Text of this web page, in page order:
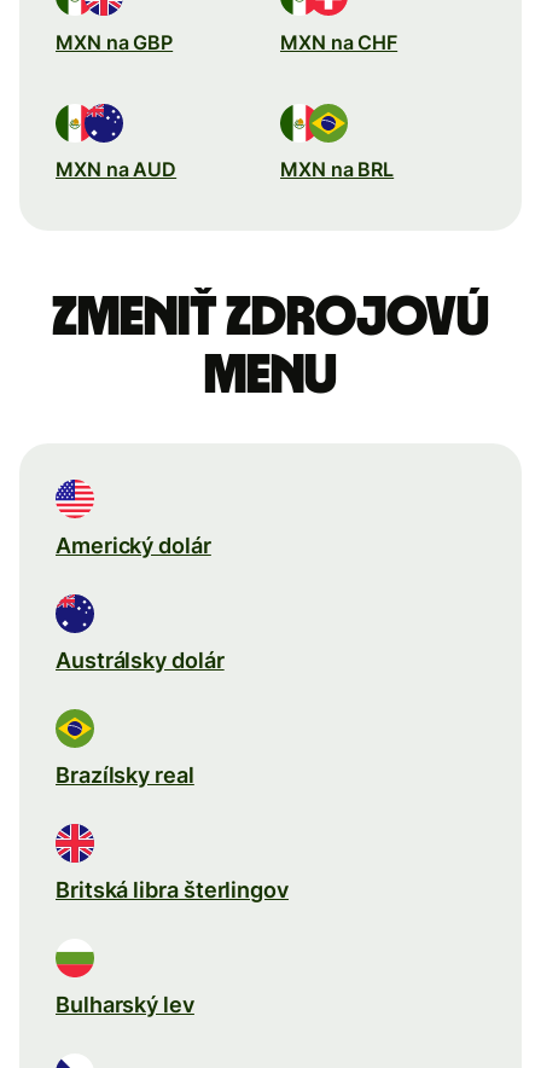
MXN na GBP MXN na CHF
MXN na AUD MXN na BRL
Zmeniť zdrojovú
menu
Americký dolár
Austrálsky dolár
Brazílsky real
Britská libra šterlingov
Bulharský lev